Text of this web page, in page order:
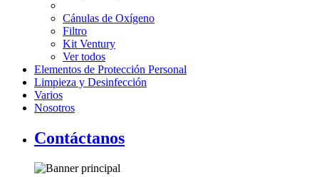
Cánulas de Oxígeno
Filtro
Kit Ventury
Ver todos
Elementos de Protección Personal
Limpieza y Desinfección
Varios
Nosotros
Contáctanos